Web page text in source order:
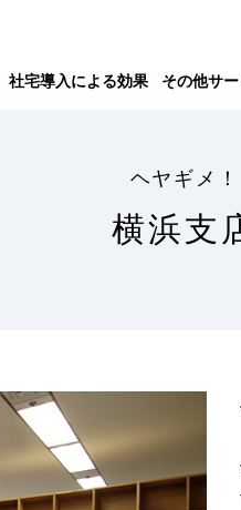
社宅導入による効果 その他サ
ヘヤギメ！
横浜支